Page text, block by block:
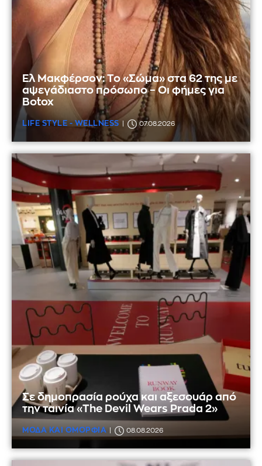
Ελ Μακφέρσον: Το «Σώμα» στα 62 της με
αψεγάδιαστο πρόσωπο – Οι φήμες για
Botox
LIFE STYLE - WELLNESS 07.08.2026
Σε δημοπρασία ρούχα και αξεσουάρ από
την ταινία «The Devil Wears Prada 2»
ΜΟΔΑ ΚΑΙ ΟΜΟΡΦΙΑ 08.08.2026